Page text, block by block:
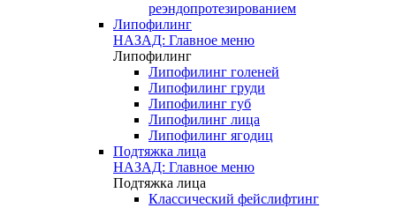
реэндопротезированием
Липофилинг
НАЗАД: Главное меню
Липофилинг
Липофилинг голеней
Липофилинг груди
Липофилинг губ
Липофилинг лица
Липофилинг ягодиц
Подтяжка лица
НАЗАД: Главное меню
Подтяжка лица
Классический фейслифтинг